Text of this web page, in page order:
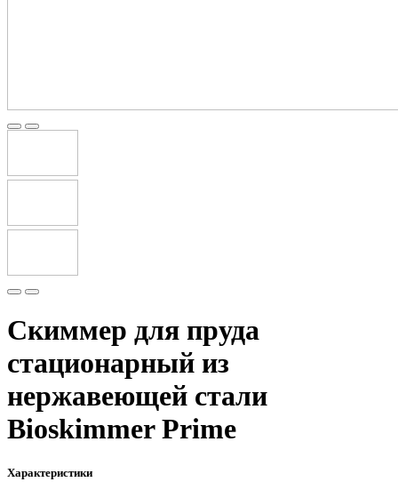
Скиммер для пруда
стационарный из
нержавеющей стали
Bioskimmer Prime
Характеристики